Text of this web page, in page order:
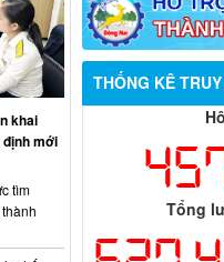
THỐNG KÊ
Tổng
Thông báo về
chức năm 2026
Thông báo
nhân chủ trì thực
học và công
dụng ngân sách
hiện năm 2026
Kế hoạch
hoặc khám sàng
khai
mới
tìm